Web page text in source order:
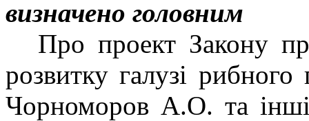
визначено головним
Про проект Закону
розвитку галузі
Чорноморов А.О. та